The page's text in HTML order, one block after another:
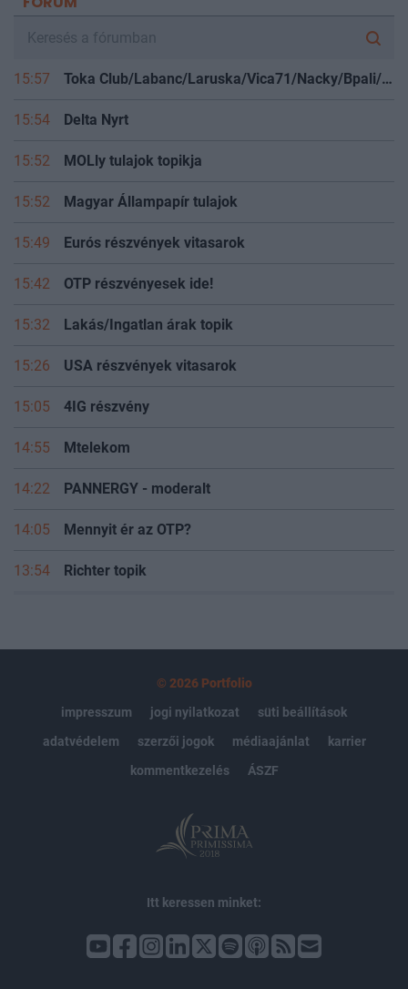
15:57 Toka Club/Labanc/Laruska/Vica71/Nacky/Bpali/Oldrider/Josefernando/Mcbull/Kawaszabi
15:54 Delta Nyrt
15:52 MOLly tulajok topikja
15:52 Magyar Állampapír tulajok
15:49 Eurós részvények vitasarok
15:42 OTP részvényesek ide!
15:32 Lakás/Ingatlan árak topik
15:26 USA részvények vitasarok
15:05 4IG részvény
14:55 Mtelekom
14:22 PANNERGY - moderalt
14:05 Mennyit ér az OTP?
13:54 Richter topik
© 2026 Portfolio
impresszum
jogi nyilatkozat
süti beállítások
adatvédelem
szerzői jogok médiaajánlat
karrier
kommentkezelés
ÁSZF
Itt keressen minket: